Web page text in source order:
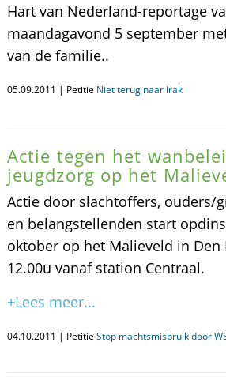
Hart van Nederland-reportage
maandagavond 5 september
van de familie..
05.09.2011 | Petitie Niet terug naar Irak
Actie tegen het
jeugdzorg op het
Actie door slachtoffers, ouders/
en belangstellenden start
oktober op het Malieveld in Den
12.00u vanaf station Centraal.
+Lees meer...
04.10.2011 | Petitie Stop machtsmisbruik door